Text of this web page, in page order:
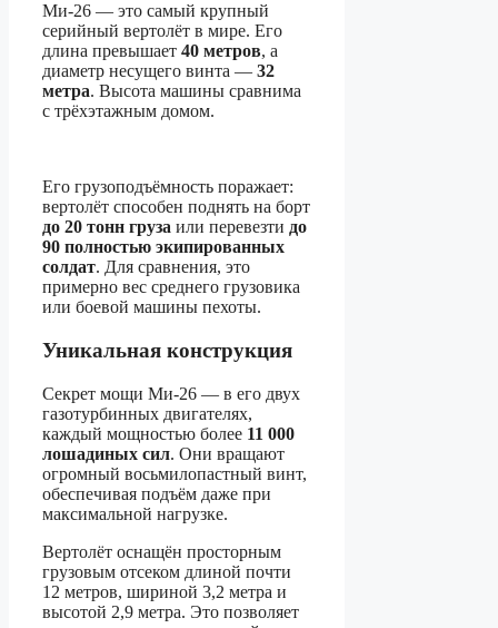
Ми-26 — это самый крупный
серийный вертолёт в мире. Его
длина превышает 40 метров, а
диаметр несущего винта — 32
метра. Высота машины сравнима
с трёхэтажным домом.
Его грузоподъёмность поражает:
вертолёт способен поднять на борт
до 20 тонн груза или перевезти до
90 полностью экипированных
солдат. Для сравнения, это
примерно вес среднего грузовика
или боевой машины пехоты.
Уникальная конструкция
Секрет мощи Ми-26 — в его двух
газотурбинных двигателях,
каждый мощностью более 11 000
лошадиных сил. Они вращают
огромный восьмилопастный винт,
обеспечивая подъём даже при
максимальной нагрузке.
Вертолёт оснащён просторным
грузовым отсеком длиной почти
12 метров, шириной 3,2 метра и
высотой 2,9 метра. Это позволяет